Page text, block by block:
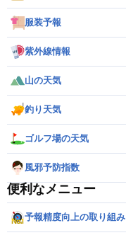
服装予報
紫外線情報
山の天気
釣り天気
ゴルフ場の天気
風邪予防指数
便利なメニュー
予報精度向上の取り組み